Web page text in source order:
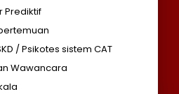
Prediktif
/ Psikotes sistem CAT
Wawancara